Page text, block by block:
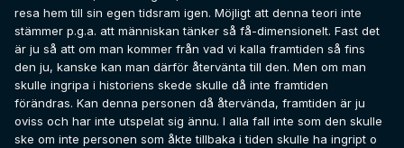
resa hem till sin egen tidsram igen. Möjligt att denna teori inte
stämmer p.g.a. att människan tänker så få-dimensionelt. Fast det
är ju så att om man kommer från vad vi kalla framtiden så fins
den ju, kanske kan man därför återvänta till den. Men om man
skulle ingripa i historiens skede skulle då inte framtiden
förändras. Kan denna personen då återvända, framtiden är ju
oviss och har inte utspelat sig ännu. I alla fall inte som den skulle
ske om inte personen som åkte tillbaka i tiden skulle ha ingript o